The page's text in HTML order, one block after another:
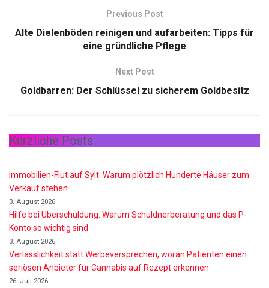
Previous Post
Alte Dielenböden reinigen und aufarbeiten: Tipps für
eine gründliche Pflege
Next Post
Goldbarren: Der Schlüssel zu sicherem Goldbesitz
Kürzliche Posts
Immobilien-Flut auf Sylt: Warum plötzlich Hunderte Häuser zum
Verkauf stehen
3. August 2026
Hilfe bei Überschuldung: Warum Schuldnerberatung und das P-
Konto so wichtig sind
3. August 2026
Verlässlichkeit statt Werbeversprechen, woran Patienten einen
seriösen Anbieter für Cannabis auf Rezept erkennen
26. Juli 2026